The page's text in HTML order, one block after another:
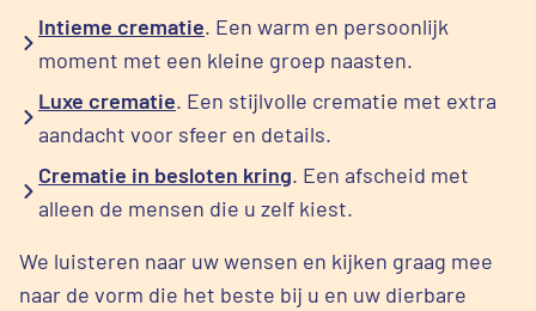
Intieme crematie. Een warm en persoonlijk
moment met een kleine groep naasten.
Luxe crematie. Een stijlvolle crematie met extra
aandacht voor sfeer en details.
Crematie in besloten kring. Een afscheid met
alleen de mensen die u zelf kiest.
We luisteren naar uw wensen en kijken graag mee
naar de vorm die het beste bij u en uw dierbare